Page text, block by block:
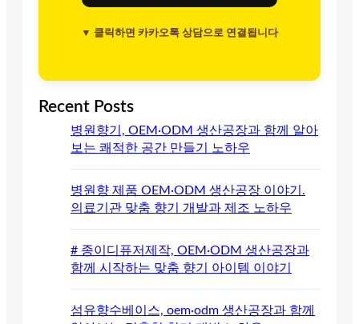
▼ 클릭하면 카카오톡 상담으로 연결됩니다
Recent Posts
병원향기, OEM·ODM 생산공장과 함께 알아
보는 쾌적한 공간 만들기 노하우
병원향 제품 OEM·ODM 생산공장 이야기.
의료기관 맞춤 향기 개발과 제조 노하우
# 종이디퓨저제작, OEM·ODM 생산공장과
함께 시작하는 맞춤 향기 아이템 이야기
섬유향수베이스, oem·odm 생산공장과 함께